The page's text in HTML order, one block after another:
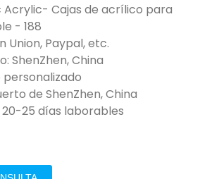
Acrylic- Cajas de acrílico para
- 188
Union, Paypal, etc.
ShenZhen, China
de ShenZhen, China
20-25 días laborables